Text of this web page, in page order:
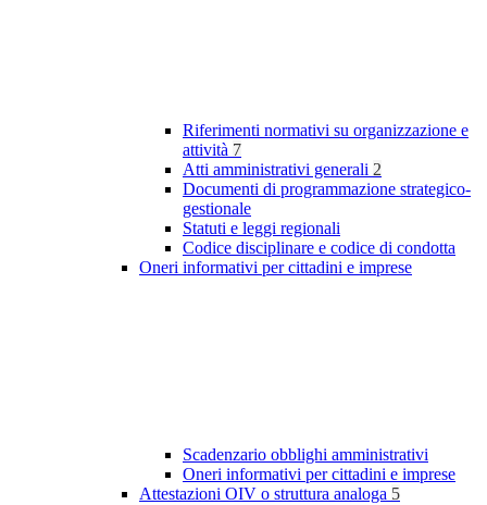
Riferimenti normativi su organizzazione e
attività 7
Atti amministrativi generali 2
Documenti di programmazione strategico-
gestionale
Statuti e leggi regionali
Codice disciplinare e codice di condotta
Oneri informativi per cittadini e imprese
Scadenzario obblighi amministrativi
Oneri informativi per cittadini e imprese
Attestazioni OIV o struttura analoga 5